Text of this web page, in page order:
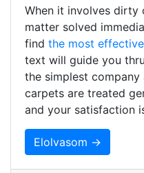
When it involves dirty
matter solved
find the most
text will guide you
the simplest
carpets are treated
and your satisfaction
Elolvasom →